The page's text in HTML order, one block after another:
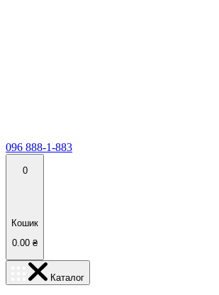
096 888-1-883
0
Кошик
0.00 ₴
Каталог